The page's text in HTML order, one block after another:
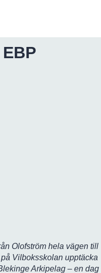
Olofström hela vägen till
Vilboksskolan upptäcka
Arkipelag – en dag